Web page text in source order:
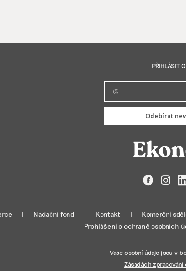
PŘIHLÁSIT
Odebírat
Nadační fond Kontakt Komerční
Prohlášení o ochraně osobních
Vaše osobní údaje jsou v
Zásadách zpracování